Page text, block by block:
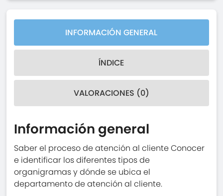
INFORMACIÓN GENERAL
ÍNDICE
VALORACIONES (0)
Información general
Saber el proceso de atención al cliente Conocer
e identificar los diferentes tipos de
organigramas y dónde se ubica el
departamento de atención al cliente.